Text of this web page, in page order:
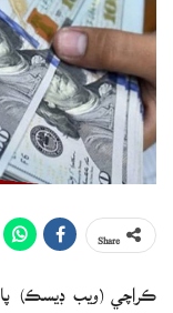
ڪراچي (ويب ڊيسڪ)